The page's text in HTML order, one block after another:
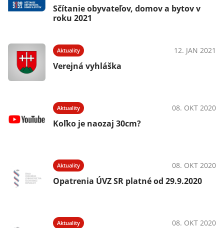
Sčítanie obyvateľov, domov a bytov v
roku 2021
Aktuality 12. JAN 2021
Verejná vyhláška
Aktuality 08. OKT 2020
Koľko je naozaj 30cm?
Aktuality 08. OKT 2020
Opatrenia ÚVZ SR platné od 29.9.2020
Aktuality 08. OKT 2020